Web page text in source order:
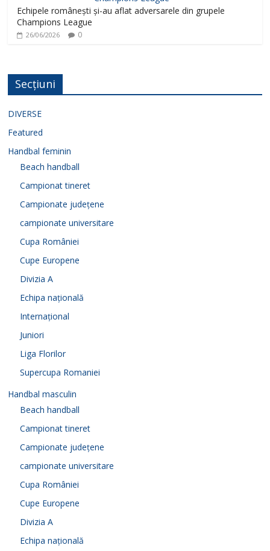
Echipele românești și-au aflat adversarele din grupele
Champions League
26/06/2026 0
Secțiuni
DIVERSE
Featured
Handbal feminin
Beach handball
Campionat tineret
Campionate județene
campionate universitare
Cupa României
Cupe Europene
Divizia A
Echipa națională
Internațional
Juniori
Liga Florilor
Supercupa Romaniei
Handbal masculin
Beach handball
Campionat tineret
Campionate județene
campionate universitare
Cupa României
Cupe Europene
Divizia A
Echipa națională